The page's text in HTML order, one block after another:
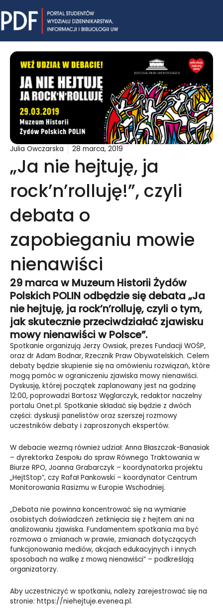
to
content
Julia Owczarska 28 marca, 2019
„Ja nie hejtuję, ja
rock’n’rolluję!”, czyli
debata o
zapobieganiu mowie
nienawiści
29 marca w Muzeum Historii Żydów
Polskich POLIN odbędzie się debata „Ja
nie hejtuję, ja rock’n’rolluję, czyli o tym,
jak skutecznie przeciwdziałać zjawisku
mowy nienawiści w Polsce”.
Spotkanie organizują Jerzy Owsiak, prezes Fundacji WOŚP,
oraz dr Adam Bodnar, Rzecznik Praw Obywatelskich. Celem
debaty będzie skupienie się na omówieniu rozwiązań, które
mogą pomóc w ograniczeniu zjawiska mowy nienawiści.
Dyskusję, której początek zaplanowany jest na godzinę
12:00, poprowadzi Bartosz Węglarczyk, redaktor naczelny
portalu Onet.pl. Spotkanie składać się będzie z dwóch
części: dyskusji panelistów oraz szerszej rozmowy
uczestników debaty i zaproszonych ekspertów.
W debacie wezmą również udział: Anna Błaszczak-Banasiak
– dyrektorka Zespołu do spraw Równego Traktowania w
Biurze RPO, Joanna Grabarczyk – koordynatorka projektu
„HejtStop”, czy Rafał Pankowski – koordynator Centrum
Monitorowania Rasizmu w Europie Wschodniej.
„Debata nie powinna koncentrować się na wymianie
osobistych doświadczeń zetknięcia się z hejtem ani na
analizowaniu zjawiska. Fundamentem spotkania ma być
rozmowa o zmianach w prawie, zmianach dotyczących
funkcjonowania mediów, akcjach edukacyjnych i innych
sposobach na walkę z mową nienawiści” – podkreślają
organizatorzy.
Aby uczestniczyć w spotkaniu, należy zarejestrować się na
stronie: https://niehejtuje.evenea.pl.